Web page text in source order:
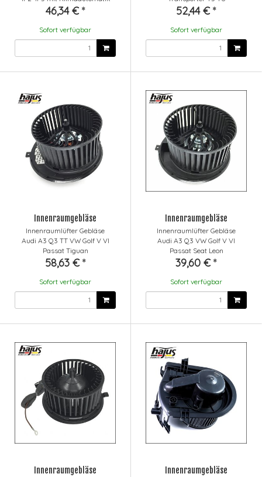
46,34 € *
Sofort verfügbar
52,44 € *
Sofort verfügbar
Innenraumgebläse
Innenraumlüfter Gebläse
Audi A3 Q3 TT VW Golf V VI
Passat Tiguan
58,63 € *
Sofort verfügbar
Innenraumgebläse
Innenraumlüfter Gebläse
Audi A3 Q3 VW Golf V VI
Passat Seat Leon
39,60 € *
Sofort verfügbar
Innenraumgebläse Innenraumgebläse